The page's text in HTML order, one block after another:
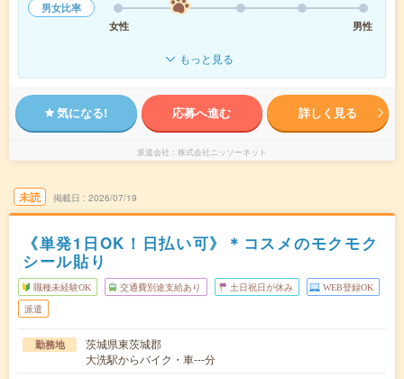
男女比率
女性
男性
もっと見る
気になる! 応募へ進む 詳しく見る
派遣会社 株式会社ニッソーネット
未読 掲載日 2026/07/19
《単発1日OK！日払い可》＊コスメのモクモク
シール貼り
職種未経験OK 交通費別途支給あり 土日祝日が休み WEB登録OK
派遣
勤務地
茨城県東茨城郡
大洗駅からバイク・車---分